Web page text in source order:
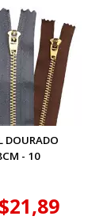
DOURADO
- 10